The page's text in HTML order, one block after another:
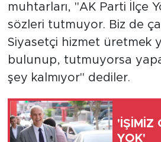
muhtarları, "AK Parti İlçe
sözleri tutmuyor. Biz de
Siyasetçi hizmet üretmek
bulunup, tutmuyorsa
şey kalmıyor" dediler.
'İŞİMİZ
YOK'